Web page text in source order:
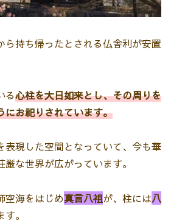
ら持ち帰ったとされる仏舎利が安置
る心柱を大日如来とし、その周りを
にお祀りされています。
表現した空間となっていて、今も華
な世界が広がっています。
空海をはじめ真言八祖が、柱には八
。